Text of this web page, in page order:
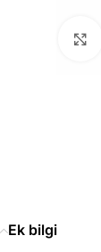
Ek bilgi